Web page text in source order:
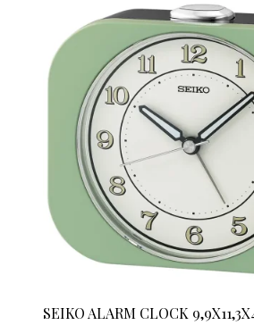
SEIKO ALARM CLOCK